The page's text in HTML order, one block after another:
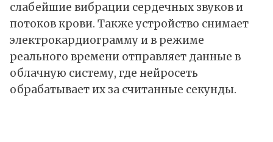
слабейшие вибрации сердечных звуков и
потоков крови. Также устройство снимает
электрокардиограмму и в режиме
реального времени отправляет данные в
облачную систему, где нейросеть
обрабатывает их за считанные секунды.